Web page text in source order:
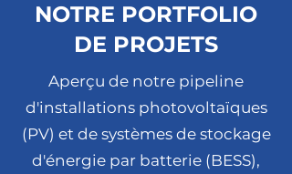
NOTRE PORTFOLIO
DE PROJETS
Aperçu de notre pipeline
d'installations photovoltaïques
(PV) et de systèmes de stockage
d'énergie par batterie (BESS),